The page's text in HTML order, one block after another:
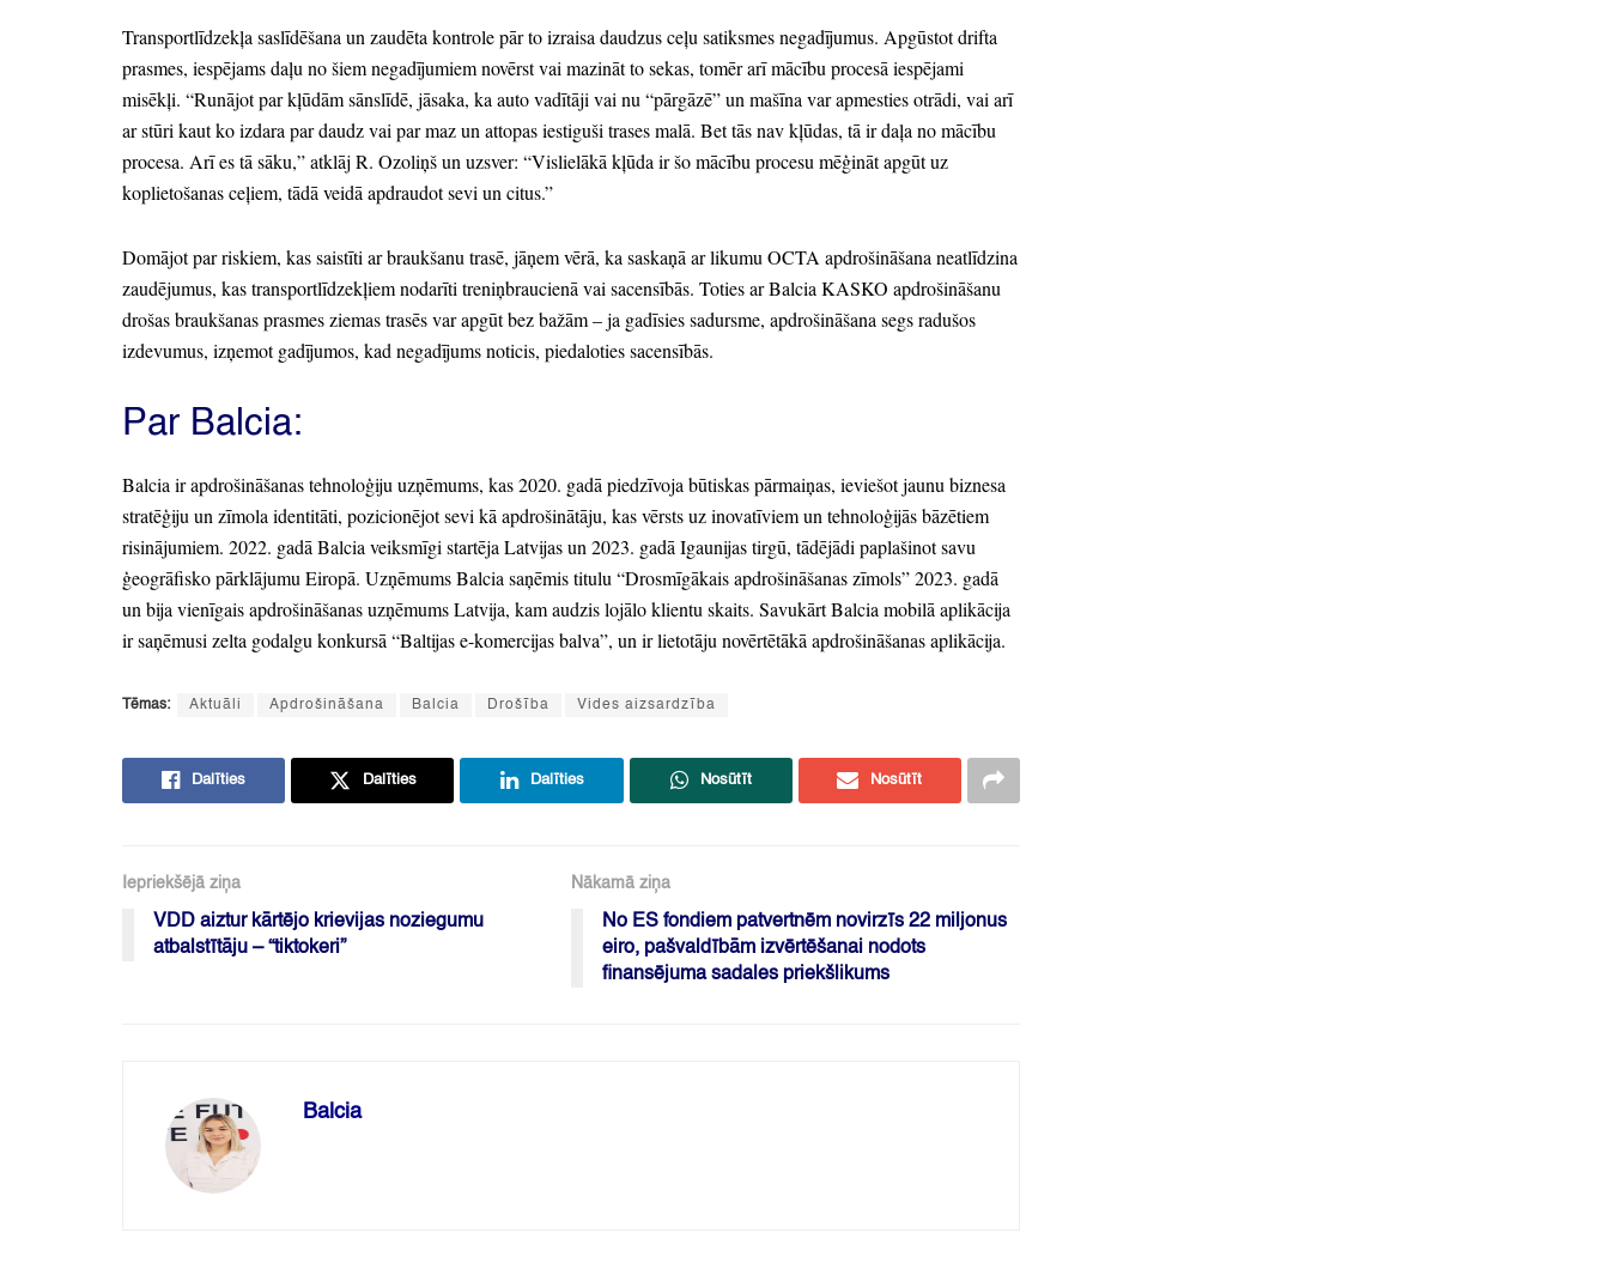
Transportlīdzekļa saslīdēšana un zaudēta kontrole pār to izraisa daudzus ceļu satiksmes negadījumus. Apgūstot drifta
prasmes, iespējams daļu no šiem negadījumiem novērst vai mazināt to sekas, tomēr arī mācību procesā iespējami
misēkļi. “Runājot par kļūdām sānslīdē, jāsaka, ka auto vadītāji vai nu“pārgāzē”un mašīna var apmesties otrādi, vai arī
ar stūri kaut ko izdara par daudz vai par maz un attopas iestiguši trases malā. Bet tās nav kļūdas, tā ir daļa no mācību
procesa. Arī es tā sāku,”atklāj R. Ozoliņš un uzsver: “Vislielākā kļūda ir šo mācību procesu mēģināt apgūt uz
koplietošanas ceļiem, tādā veidā apdraudot sevi un citus.”
Domājot par riskiem, kas saistīti ar braukšanu trasē, jāņem vērā, ka saskaņā ar likumu OCTA apdrošināšana neatlīdzina
zaudējumus, kas transportlīdzekļiem nodarīti treniņbraucienā vai sacensībās. Toties ar Balcia KASKO apdrošināšanu
drošas braukšanas prasmes ziemas trasēs var apgūt bez bažām– ja gadīsies sadursme, apdrošināšana segs radušos
izdevumus, izņemot gadījumos, kad negadījums noticis, piedaloties sacensībās.
Par Balcia:
Balcia ir apdrošināšanas tehnoloģiju uzņēmums, kas 2020. gadā piedzīvoja būtiskas pārmaiņas, ieviešot jaunu biznesa
stratēģiju un zīmola identitāti, pozicionējot sevi kā apdrošinātāju, kas vērsts uz inovatīviem un tehnoloģijās bāzētiem
risinājumiem. 2022. gadā Balcia veiksmīgi startēja Latvijas un 2023. gadā Igaunijas tirgū, tādējādi paplašinot savu
ģeogrāfisko pārklājumu Eiropā. Uzņēmums Balcia saņēmis titulu “Drosmīgākais apdrošināšanas zīmols”2023. gadā
un bija vienīgais apdrošināšanas uzņēmums Latvija, kam audzis lojālo klientu skaits. Savukārt Balcia mobilā aplikācija
ir saņēmusi zelta godalgu konkursā “Baltijas e-komercijas balva”, un ir lietotāju novērtētākā apdrošināšanas aplikācija.
Tēmas: Aktuāli Apdrošināšana Balcia Drošība Vides aizsardzība
Dalīties Dalīties Dalīties Nosūtīt Nosūtīt
Iepriekšējā ziņa
VDD aiztur kārtējo krievijas noziegumu
atbalstītāju – “tiktokeri”
Nākamā ziņa
No ES fondiem patvertnēm novirzīs 22 miljonus
eiro, pašvaldībām izvērtēšanai nodots
finansējuma sadales priekšlikums
Balcia